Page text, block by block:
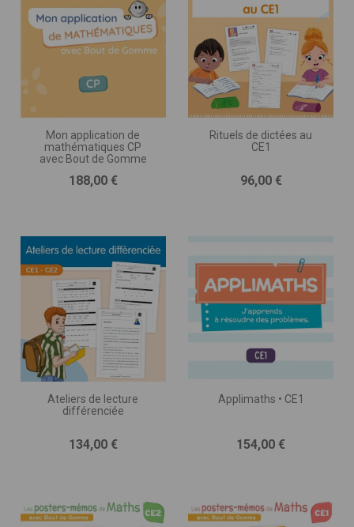
Mon application de
mathématiques CP
avec Bout de Gomme
Prix
188,00 €
Rituels de dictées au
CE1
Prix
96,00 €
Ateliers de lecture
différenciée
Prix
134,00 €
Applimaths • CE1
Prix
154,00 €